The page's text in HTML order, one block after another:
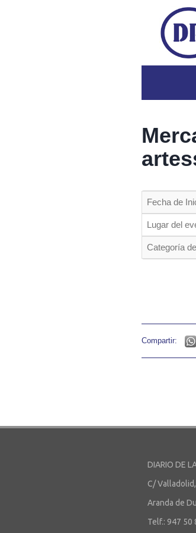
Fecha de
Lugar del
Categoría
Compartir:
DIARIO DE
C/
Aranda de
Telf.: 947 50